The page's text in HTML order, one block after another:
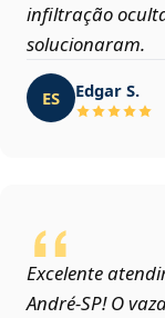
infiltração
solucionaram.
ES Edgar S.
Excelente
André‑SP! O